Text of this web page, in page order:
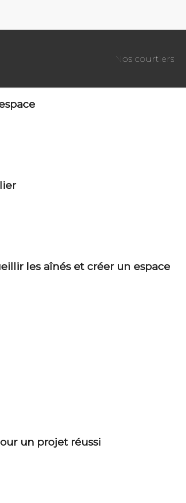
Nos courtiers
les aînés et créer un espace
un projet réussi